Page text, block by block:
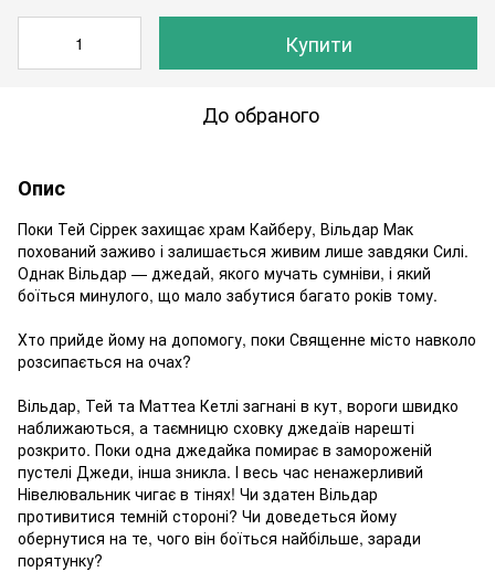
Купити
До обраного
Опис
Поки Тей Сіррек захищає храм Кайберу, Вільдар Мак
похований заживо і залишається живим лише завдяки Силі.
Однак Вільдар — джедай, якого мучать сумніви, і який
боїться минулого, що мало забутися багато років тому.
Хто прийде йому на допомогу, поки Священне місто навколо
розсипається на очах?
Вільдар, Тей та Маттеа Кетлі загнані в кут, вороги швидко
наближаються, а таємницю сховку джедаїв нарешті
розкрито. Поки одна джедайка помирає в замороженій
пустелі Джеди, інша зникла. І весь час ненажерливий
Нівелювальник чигає в тінях! Чи здатен Вільдар
противитися темній стороні? Чи доведеться йому
обернутися на те, чого він боїться найбільше, заради
порятунку?